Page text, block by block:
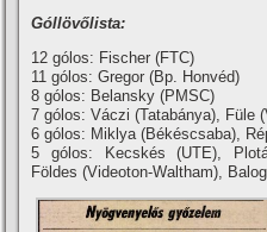
Góllövőlista:
12 gólos: Fischer (FTC)
11 gólos: Gregor (Bp. Honvéd)
8 gólos: Belansky (PMSC)
7 gólos: Váczi (Tatabánya), Füle
6 gólos: Miklya (Békéscsaba),
5 gólos: Kecskés (UTE),
Földes (Videoton-Waltham),